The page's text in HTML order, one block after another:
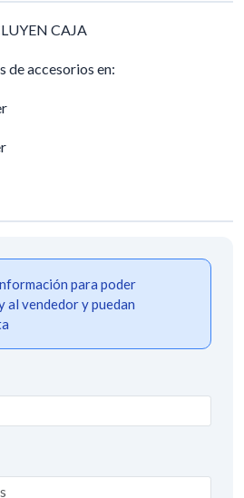
CAJA
de accesorios en:
para poder
al vendedor y puedan